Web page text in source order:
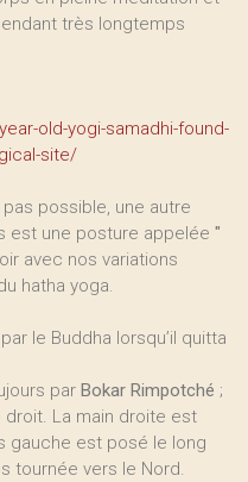
très longtemps
old-yogi-samadhi-found-
site/
possible, une autre
est une posture appelée "
avec nos variations
hatha yoga.
le Buddha lorsqu’il quitta
par Bokar Rimpotché ;
La main droite est
gauche est posé le long
tournée vers le Nord.